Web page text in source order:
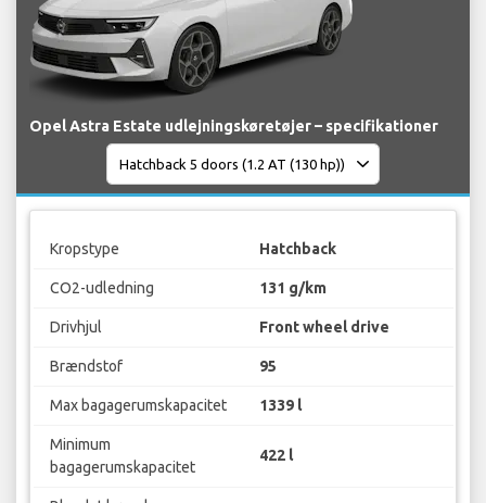
Opel Astra Estate udlejningskøretøjer – specifikationer
Kropstype Hatchback
CO2-udledning 131 g/km
Drivhjul Front wheel drive
Brændstof 95
Max bagagerumskapacitet 1339 l
Minimum
bagagerumskapacitet
422 l